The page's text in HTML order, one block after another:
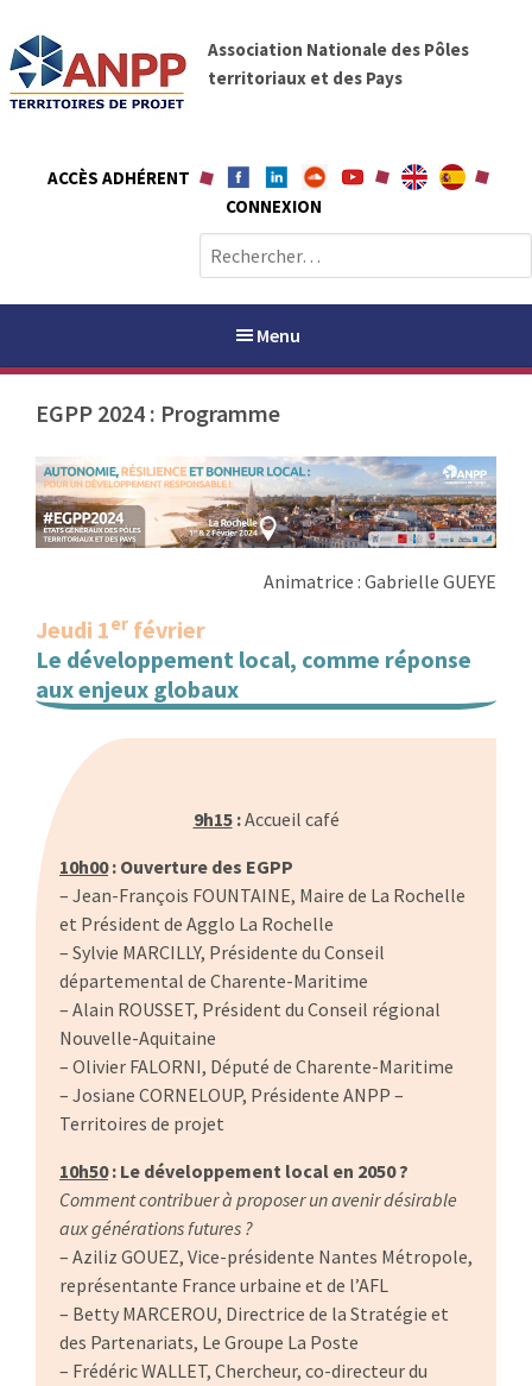
t
A
N
P
P
Association Nationale des Pôles
territoriaux et des Pays
ACCÈS ADHÉRENT
CONNEXION
e
c
c
e
r
Menu
PAYS / PETR
ANPP
RENCONTRES
PUBLICATIONS
JURIDIQUE
EMPLOI
EGPP 2024 : Programme
Animatrice : Gabrielle GUEYE
Jeudi 1er février
Le développement local, comme réponse
aux enjeux globaux
9h15:Accueil café
10h00: Ouverture des EGPP
– Jean-François FOUNTAINE, Maire de La Rochelle
et Président de Agglo La Rochelle
– Sylvie MARCILLY, Présidente du Conseil
départemental de Charente-Maritime
– Alain ROUSSET, Président du Conseil régional
Nouvelle-Aquitaine
– Olivier FALORNI, Député de Charente-Maritime
– Josiane CORNELOUP, Présidente ANPP –
Territoires de projet
10h50: Le développement local en 2050 ?
Comment contribuer à proposer un avenir désirable
aux générations futures ?
– Aziliz GOUEZ, Vice-présidente Nantes Métropole,
représentante France urbaine et de l’AFL
– Betty MARCEROU, Directrice de la Stratégie et
des Partenariats, Le Groupe La Poste
– Frédéric WALLET, Chercheur, co-directeur du